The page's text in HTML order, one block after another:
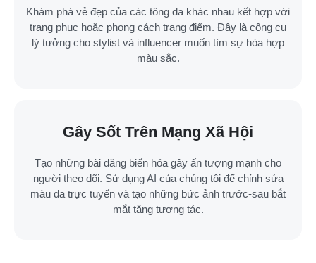
Khám phá vẻ đẹp của các tông da khác nhau kết hợp với
trang phục hoặc phong cách trang điểm. Đây là công cụ
lý tưởng cho stylist và influencer muốn tìm sự hòa hợp
màu sắc.
Gây Sốt Trên Mạng Xã Hội
Tạo những bài đăng biến hóa gây ấn tượng mạnh cho
người theo dõi. Sử dụng AI của chúng tôi để chỉnh sửa
màu da trực tuyến và tạo những bức ảnh trước-sau bắt
mắt tăng tương tác.